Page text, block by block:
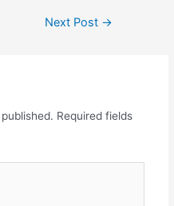
Next Post →
Required fields